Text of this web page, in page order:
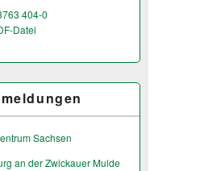
404-0
Datei
Sachsen
an der Zwickauer Mulde